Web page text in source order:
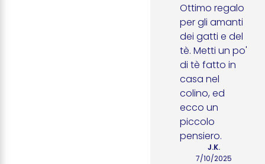
Ottimo regalo
per gli amanti
dei gatti e del
tè. Metti un po'
di tè fatto in
casa nel
colino, ed
ecco un
piccolo
pensiero.
7/10/2025
J.K.